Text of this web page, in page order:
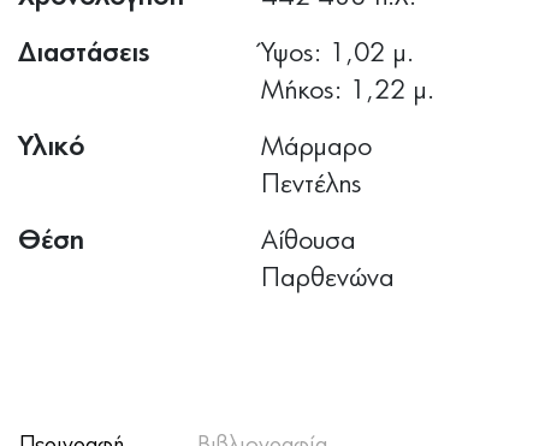
Διαστάσεις
Ύψος: 1,02 μ.
Μήκος: 1,22 μ.
Υλικό
Μάρμαρο
Πεντέλης
Θέση
Αίθουσα
Παρθενώνα